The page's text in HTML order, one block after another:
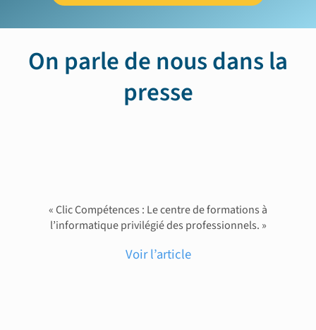
On parle de nous dans la
presse
« Clic Compétences : Le centre de formations à
l’informatique privilégié des professionnels. »
Voir l’article